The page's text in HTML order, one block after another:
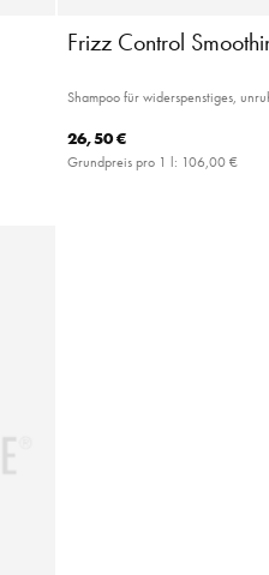
Frizz Control
Shampoo für widerspenstiges,
26,50 €
Grundpreis pro 1 l: 106,00 €